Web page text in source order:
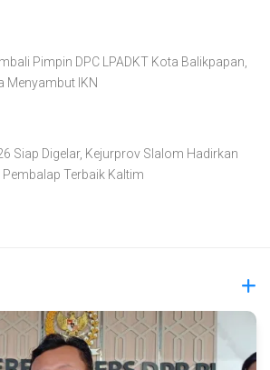
Pimpin DPC LPADKT Kota Balikpapan,
Menyambut IKN
Siap Digelar, Kejurprov Slalom Hadirkan
Terbaik Kaltim